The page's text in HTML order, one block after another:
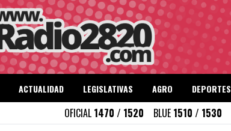
ACTUALIDAD LEGISLATIVAS AGRO DEPORTES
OFICIAL 1470 / 1520 BLUE 1510 / 1530